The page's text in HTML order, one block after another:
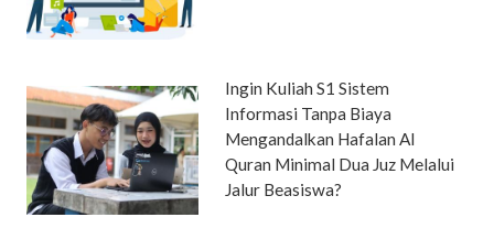
Ingin Kuliah S1 Sistem
Informasi Tanpa Biaya
Mengandalkan Hafalan Al
Quran Minimal Dua Juz Melalui
Jalur Beasiswa?